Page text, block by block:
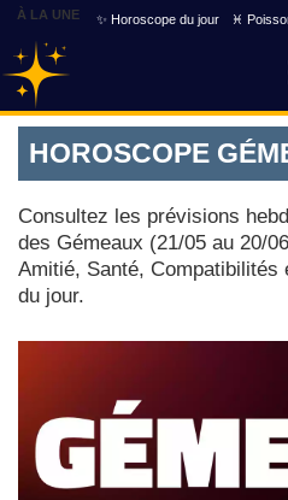
À LA UNE ✨ Horoscope du jour ♓
HOROSCOPE
Consultez les prévisions
des Gémeaux (21/05 au 20/
Amitié, Santé, Compatibilités
du jour.